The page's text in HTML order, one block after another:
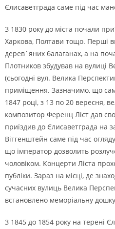
Єлисаветграда саме пiд час
З 1830 року до мiста почали
Харкова, Полтави тощо. Першi
дерев`яних балаганах, а на
Плотников збудував на вулицi
(сьогоднi вул. Велика
примiщення. Зазначимо, що
1847 роцi, з 13 по 20 вересня,
композитор Ференц Лiст дав
приїздив до Єлисаветграда на
Вiтгенштейн саме пiд час
що iмператор дозволить
чоловiком. Концерти Лiста
публiки. Зараз на мiсцi, де
сучасних вулиць Велика
встановлено меморiальну
З 1845 до 1854 року на теренi